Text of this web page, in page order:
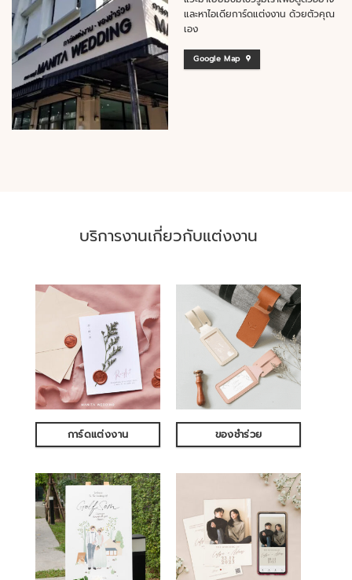
และหาไอเดียการ์ดแต่งงาน ด้วยตัวคุณ
เอง
Google Map
บริการงานเกี่ยวกับแต่งงาน
การ์ดแต่งงาน ของชำร่วย